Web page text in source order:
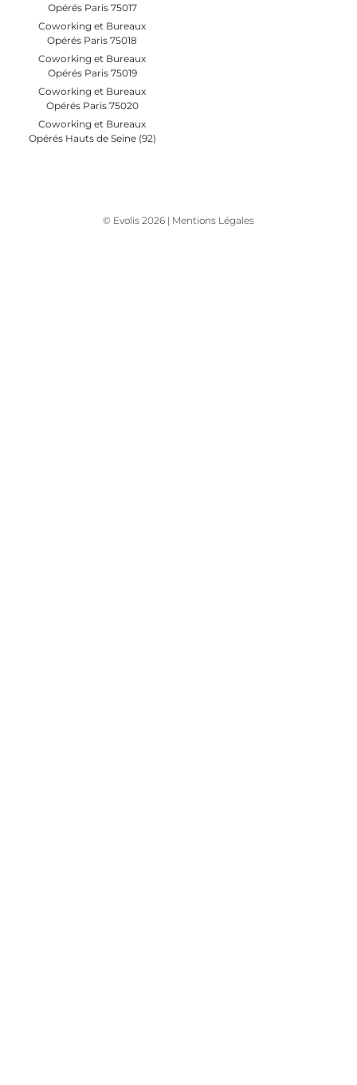
Opérés Paris 75017
Coworking et Bureaux
Opérés Paris 75018
Coworking et Bureaux
Opérés Paris 75019
Coworking et Bureaux
Opérés Paris 75020
Coworking et Bureaux
Opérés Hauts de Seine (92)
© Evolis 2026 | Mentions Légales